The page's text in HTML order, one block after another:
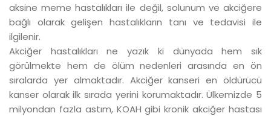
aksine meme hastalıkları ile değil, solunum ve akciğere
bağlı olarak gelişen hastalıkların tanı ve tedavisi ile
ilgilenir.
Akciğer hastalıkları ne yazık ki dünyada hem sık
görülmekte hem de ölüm nedenleri arasında en ön
sıralarda yer almaktadır. Akciğer kanseri en öldürücü
kanser olarak ilk sırada yerini korumaktadır. Ülkemizde 5
milyondan fazla astım, KOAH gibi kronik akciğer hastası